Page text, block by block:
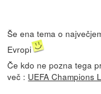
Še ena tema o
Evropi
Če kdo ne pozna tega
več : UEFA Champions